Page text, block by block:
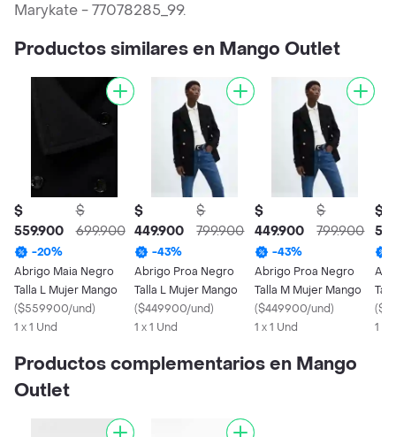
Marykate - 77078285_99.
Productos similares en Mango Outlet
$
559.900
$
699.900
-20%
Abrigo Maia Negro
Talla L Mujer Mango
($559900/und)
1 x 1 Und
$
449.900
$
799.900
-43%
Abrigo Proa Negro
Talla L Mujer Mango
($449900/und)
1 x 1 Und
$
449.900
$
799.900
-43%
Abrigo Proa Negro
Talla M Mujer Mango
($449900/und)
1 x 1 Und
$
(
1 x
Productos complementarios en Mango
Outlet